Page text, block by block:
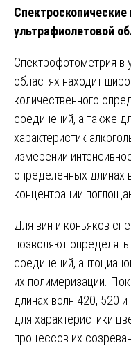
ультрафиолетовой
Спектрофотометрия в
областях находит
количественного
соединений, а также
характеристик
измерении
определенных длинах
концентрации
Для вин и коньяков
позволяют
соединений,
их полимеризации.
длинах волн 420, 520
для характеристики
процессов их